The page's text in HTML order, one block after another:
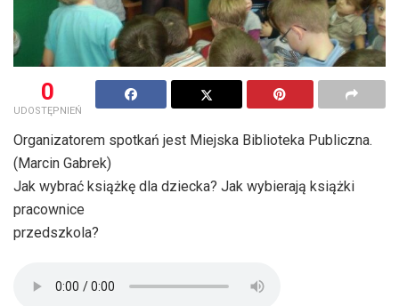
0
UDOSTĘPNIEŃ
Organizatorem spotkań jest Miejska Biblioteka Publiczna.
(Marcin Gabrek)
Jak wybrać książkę dla dziecka? Jak wybierają książki
pracownice
przedszkola?